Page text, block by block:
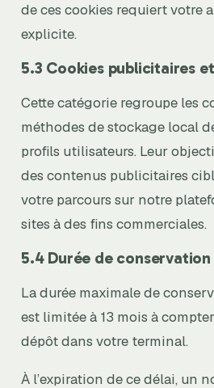
de ces cookies requiert votre
explicite.
5.3 Cookies publicitaires
Cette catégorie regroupe les
méthodes de stockage local
profils utilisateurs. Leur
des contenus publicitaires
votre parcours sur notre
sites à des fins commerciales.
5.4 Durée de
La durée maximale de
est limitée à 13 mois à
dépôt dans votre terminal.
À l’expiration de ce délai, un